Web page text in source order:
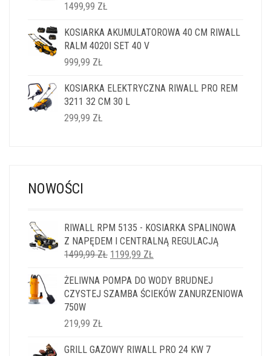
1499,99 ZŁ
KOSIARKA AKUMULATOROWA 40 CM RIWALL
RALM 4020I SET 40 V
999,99 ZŁ
KOSIARKA ELEKTRYCZNA RIWALL PRO REM
3211 32 CM 30 L
299,99 ZŁ
NOWOŚCI
RIWALL RPM 5135 - KOSIARKA SPALINOWA
Z NAPĘDEM I CENTRALNĄ REGULACJĄ
1499,99ZŁ PIERWOTNA
WYNOSIŁA:
1499,99 ZŁ.
1199,99 ZŁ
WYNOSI:
1199,99 ZŁ.
ŻELIWNA POMPA DO WODY BRUDNEJ
CZYSTEJ SZAMBA ŚCIEKÓW ZANURZENIOWA
750W
219,99 ZŁ
GRILL GAZOWY RIWALL PRO 24 KW 7